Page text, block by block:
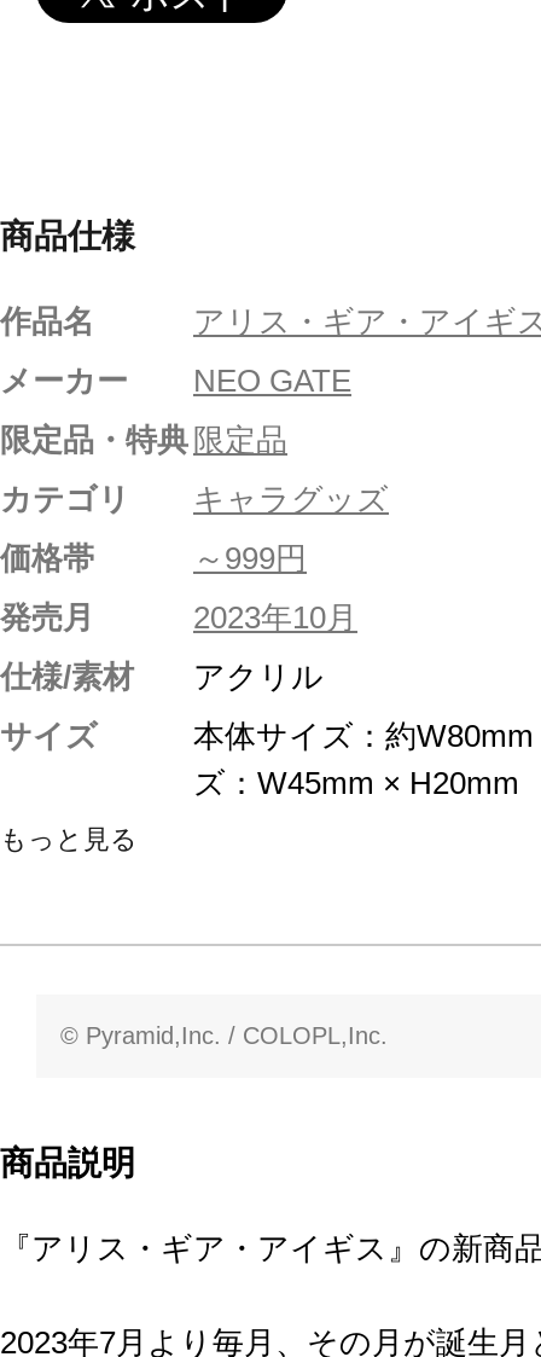
商品仕様
作品名
アリス・ギア・アイギ
メーカー
NEO GATE
限定品・特典 限定品
カテゴリ
キャラグッズ
価格帯
～999円
発売月
2023年10月
仕様/素材
アクリル
サイズ
本体サイズ：約
ズ：W45mm × H20mm
もっと見る
© Pyramid,Inc. / COLOPL,Inc.
商品説明
『アリス・ギア・アイギス』の新商
2023年7月より毎月、その月が誕生